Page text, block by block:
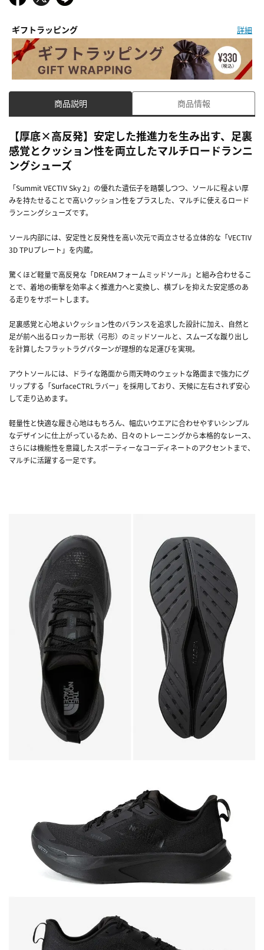
ギフトラッピング 詳細
商品説明 商品情報
【厚底×高反発】安定した推進力を生み出す、足裏
感覚とクッション性を両立したマルチロードランニ
ングシューズ
「Summit VECTIV Sky 2」の優れた遺伝子を踏襲しつつ、ソールに程よい厚
みを持たせることで高いクッション性をプラスした、マルチに使えるロード
ランニングシューズです。
ソール内部には、安定性と反発性を高い次元で両立させる立体的な「VECTIV
3D TPUプレート」を内蔵。
驚くほど軽量で高反発な「DREAMフォームミッドソール」と組み合わせるこ
とで、着地の衝撃を効率よく推進力へと変換し、横ブレを抑えた安定感のあ
る走りをサポートします。
足裏感覚と心地よいクッション性のバランスを追求した設計に加え、自然と
足が前へ出るロッカー形状（弓形）のミッドソールと、スムーズな蹴り出し
を計算したフラットラグパターンが理想的な足運びを実現。
アウトソールには、ドライな路面から雨天時のウェットな路面まで強力にグ
リップする「SurfaceCTRLラバー」を採用しており、天候に左右されず安心
して走り込めます。
軽量性と快適な履き心地はもちろん、幅広いウエアに合わせやすいシンプル
なデザインに仕上がっているため、日々のトレーニングから本格的なレース、
さらには機能性を意識したスポーティーなコーディネートのアクセントまで、
マルチに活躍する一足です。